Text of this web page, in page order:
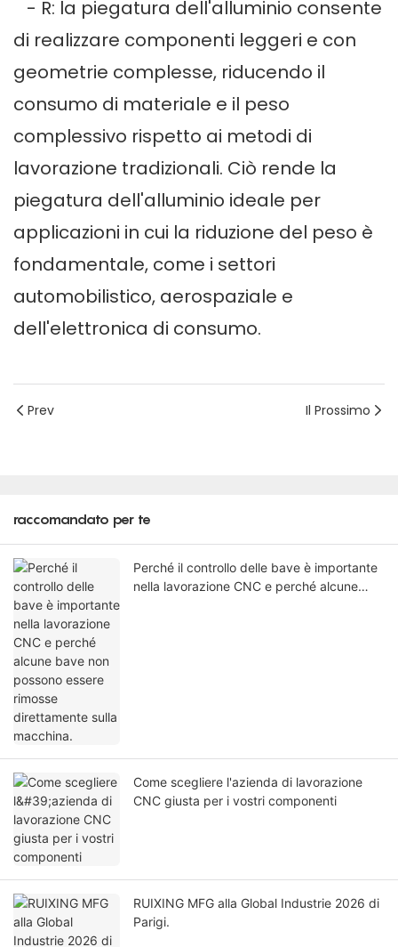
- R: la piegatura dell'alluminio consente
di realizzare componenti leggeri e con
geometrie complesse, riducendo il
consumo di materiale e il peso
complessivo rispetto ai metodi di
lavorazione tradizionali. Ciò rende la
piegatura dell'alluminio ideale per
applicazioni in cui la riduzione del peso è
fondamentale, come i settori
automobilistico, aerospaziale e
dell'elettronica di consumo.
Prev Il Prossimo
raccomandato per te
Perché il controllo delle bave è importante
nella lavorazione CNC e perché alcune
Come scegliere l'azienda di lavorazione
CNC giusta per i vostri componenti
RUIXING MFG alla Global Industrie 2026 di
Parigi.